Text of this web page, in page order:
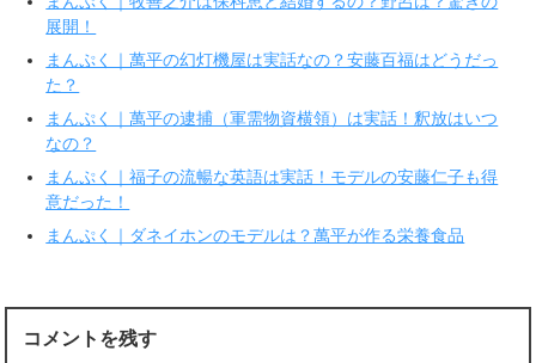
し
い
ウ
ン
ド
ウ
開
き
ま
)
ク
く
だ
さ
新
し
ィ
ン
ド
で
開
)
展開！
まんぷく｜萬平の幻灯機屋は実話なの？安藤百福はどうだっ
た？
まんぷく｜萬平の逮捕（軍需物資横領）は実話！釈放はいつ
なの？
まんぷく｜福子の流暢な英語は実話！モデルの安藤仁子も得
意だった！
まんぷく｜ダネイホンのモデルは？萬平が作る栄養食品
コメントを残す